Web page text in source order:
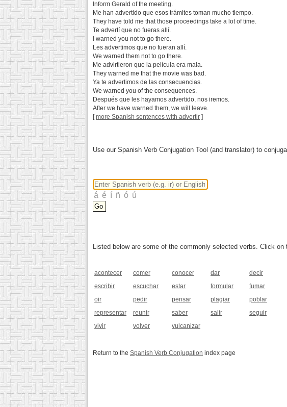
Inform Gerald of the meeting.
Me han advertido que esos trámites toman mucho tiempo.
They have told me that those proceedings take a lot of time.
Te advertí que no fueras allí.
I warned you not to go there.
Les advertimos que no fueran allí.
We warned them not to go there.
Me advirtieron que la película era mala.
They warned me that the movie was bad.
Ya te advertimos de las consecuencias.
We warned you of the consequences.
Después que les hayamos advertido, nos iremos.
After we have warned them, we will leave.
[more Spanish sentences with advertir ]
Use our Spanish Verb Conjugation Tool (and translator) to
Listed below are some of the commonly selected verbs. Click
acontecer comer conocer dar decir
escribir
escuchar estar formular fumar
oir
pedir pensar plagiar poblar
representar
reunir saber salir seguir
vivir
volver vulcanizar
Return to the Spanish Verb Conjugation index page